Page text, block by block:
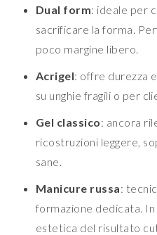
Dual form: ideale per
sacrificare la forma.
poco margine libero.
Acrigel: offre durezza
su unghie fragili o per
Gel classico: ancora
ricostruzioni leggere,
sane.
Manicure russa:
formazione dedicata.
estetica del risultato